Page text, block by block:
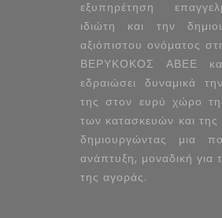
εξυπηρέτηση
ιδιώτη και την
αξιόπιστου ονόματος
ΒΕΡΥΚΟΚΟΣ ΑΒΕΕ
εδραιώσει δυναμικά
της στον ευρύ χώρο
των κατασκευών και
δημιουργώντας μια
ανάπτυξη, μοναδική για
της αγοράς.